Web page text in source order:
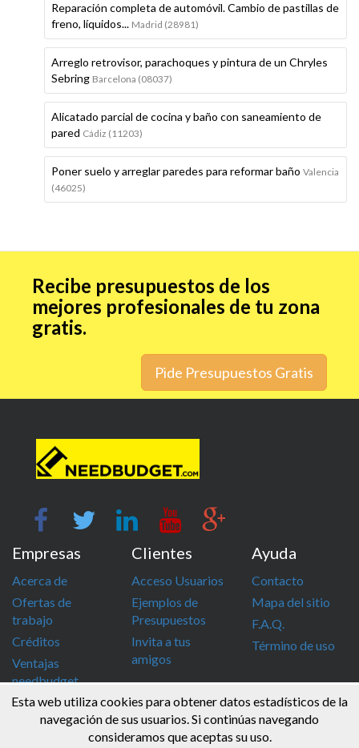
Reparación completa de automóvil. Cambio de pastillas de
freno, líquidos... Madrid (28981)
Arreglo retrovisor, parachoques y pintura de un Chryles
Sebring Barcelona (08037)
Alicatado parcial de cocina y baño con saneamiento de
pared Cádiz (11203)
Poner suelo y arreglar paredes para reformar baño Valencia
(46025)
Recibe presupuestos de los
mejores profesionales de tu zona
gratis.
Pide Presupuestos Gratis
Esta web utiliza cookies para obtener datos estadísticos de la
navegación de sus usuarios. Si continúas navegando
consideramos que aceptas su uso.
Empresas
Acerca de
Ofertas de
trabajo
Créditos
Ventajas
needbudget
Clientes
Acceso Usuarios
Ejemplos de
Presupuestos
Invita a tus
amigos
Ayuda
Contacto
Mapa del sitio
F.A.Q.
Término de uso
info@needbudget.com
968 862 247
© Needbudget 2015 - 2026 . Todos los derechos reservados